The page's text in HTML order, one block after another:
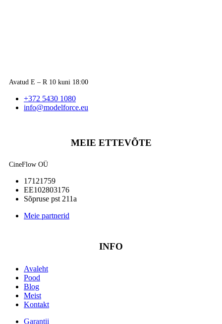
Avatud E – R 10 kuni 18:00
+372 5430 1080
info@modelforce.eu
MEIE ETTEVÕTE
CineFlow OÜ
17121759
EE102803176
Sõpruse pst 211a
Meie partnerid
INFO
Avaleht
Pood
Blog
Meist
Kontakt
Garantii